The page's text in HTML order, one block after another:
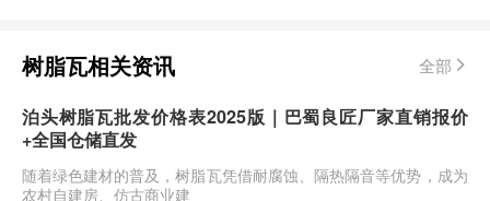
树脂瓦相关资讯 全部
泊头树脂瓦批发价格表2025版｜巴蜀良匠厂家直销报价
+全国仓储直发
随着绿色建材的普及，树脂瓦凭借耐腐蚀、隔热隔音等优势，成为
农村自建房、仿古商业建